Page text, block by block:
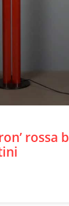
rossa